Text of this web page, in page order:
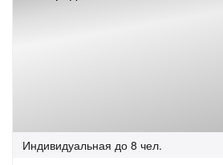
Индивидуальная до 8 чел.